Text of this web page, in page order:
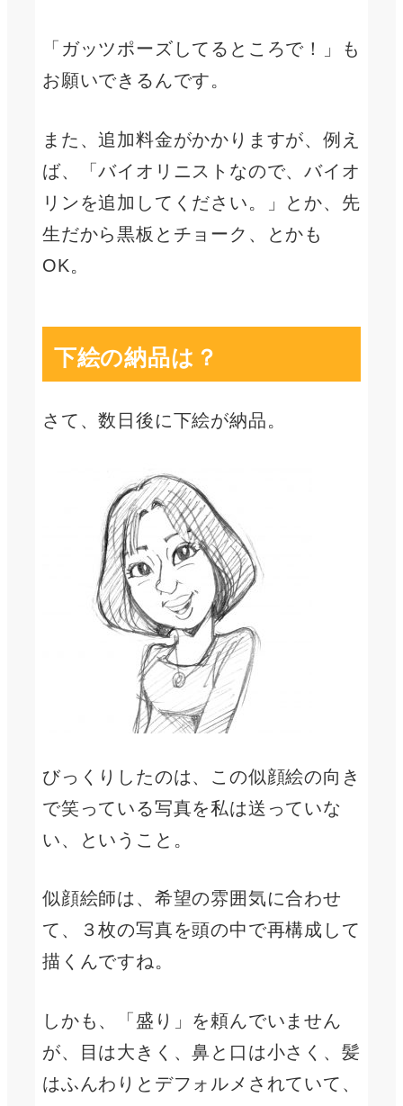
「ガッツポーズしてるところで！」も
お願いできるんです。
また、追加料金がかかりますが、例え
ば、「バイオリニストなので、バイオ
リンを追加してください。」とか、先
生だから黒板とチョーク、とかも
OK。
下絵の納品は？
さて、数日後に下絵が納品。
びっくりしたのは、この似顔絵の向き
で笑っている写真を私は送っていな
い、ということ。
似顔絵師は、希望の雰囲気に合わせ
て、３枚の写真を頭の中で再構成して
描くんですね。
しかも、「盛り」を頼んでいません
が、目は大きく、鼻と口は小さく、髪
はふんわりとデフォルメされていて、